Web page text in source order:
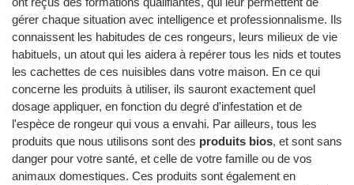
gérer chaque situation avec intelligence et professionnalisme. Ils
connaissent les habitudes de ces rongeurs, leurs milieux de vie
habituels, un atout qui les aidera à repérer tous les nids et toutes
les cachettes de ces nuisibles dans votre maison. En ce qui
concerne les produits à utiliser, ils sauront exactement quel
dosage appliquer, en fonction du degré d'infestation et de
l'espèce de rongeur qui vous a envahi. Par ailleurs, tous les
produits que nous utilisons sont des produits bios, et sont sans
danger pour votre santé, et celle de votre famille ou de vos
animaux domestiques. Ces produits sont également en